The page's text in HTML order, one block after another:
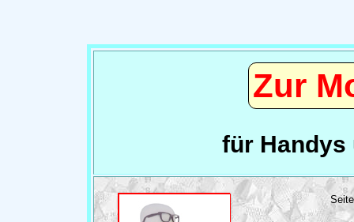
Zur
für Handys